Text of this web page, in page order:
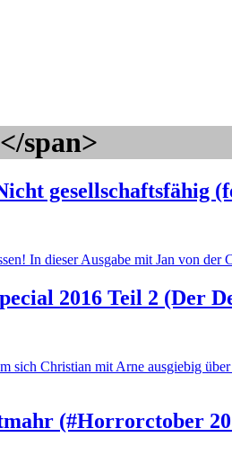
span>
gesellschaftsfähig
In dieser Ausgabe mit Jan von
2016 Teil 2 (Der
sich Christian mit Arne ausgiebig
(#Horrorctober